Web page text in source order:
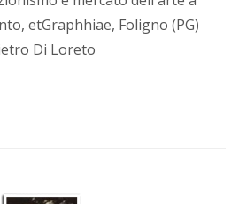
etGraphhiae, Foligno (PG)
Di Loreto